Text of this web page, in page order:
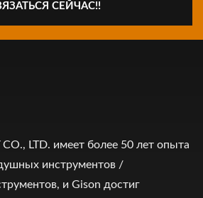
СЕЙЧАС!!
LTD. имеет более 50 лет опыта
инструментов /
и Gison достиг